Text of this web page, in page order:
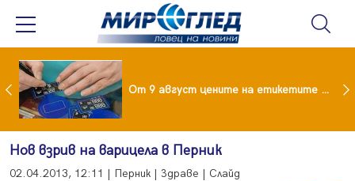
Проект за изграждане на 13-етажна "мегаджамия" разгневи жителите на Лондон От 9 август цените на етикетите само в евро
Нов взрив на варицела в Перник
02.04.2013, 12:11 | Перник | Здраве | Слайд